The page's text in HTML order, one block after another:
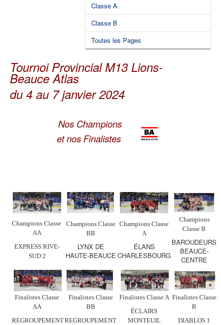
Classe A
Classe B
Toutes les Pages
Tournoi Provincial M13 Lions-
Beauce Atlas
du 4 au 7 janvier 2024
Nos Champions
et nos Finalistes
Champions Classe
AA
EXPRESS RIVE-
SUD 2
Champions Classe
BB
LYNX DE
HAUTE-BEAUCE
Champions Classe
A
ÉLANS
CHARLESBOURG
Champions
Classe B
BAROUDEURS
BEAUCE-
CENTRE
Finalistes Classe
AA
REGROUPEMENT
Finalistes Classe
BB
REGROUPEMENT
Finalistes Classe A
ÉCLAIRS
MONTEUIL
Finalistes Classe
B
DIABLOS 1